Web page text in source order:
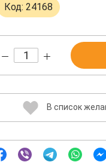
Код: 24168
В список